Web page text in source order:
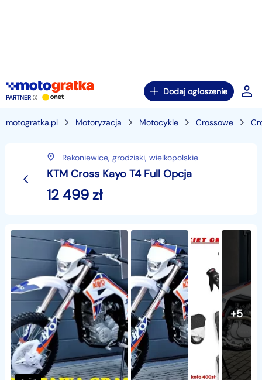
PARTNER
Dodaj ogłoszenie
motogratka.pl Motoryzacja Motocykle Crossowe
Rakoniewice, grodziski, wielkopolskie
KTM Cross Kayo T4 Full Opcja
12 499zł
+5